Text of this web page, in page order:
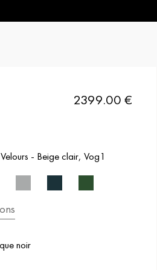
2399.00 €
Velours - Beige clair, Vog1
noir